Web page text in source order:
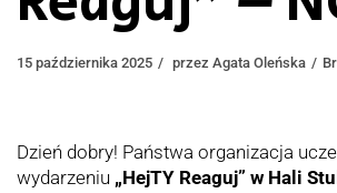
15 października 2025 przez Agata Oleńska
Dzień dobry! Państwa organizacja
wydarzeniu „HejTY Reaguj” w Hali